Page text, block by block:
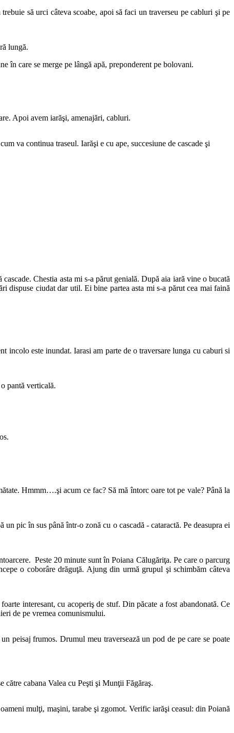
să urci câteva scoabe, apoi să faci un traverseu pe cabluri şi pe
lungă.
în care se merge pe lângă apă, preponderent pe bolovani.
Apoi avem iarăşi, amenajări, cabluri.
va continua traseul. Iarăşi e cu ape, succesiune de cascade şi
Chestia asta mi s-a părut genială. După aia iară vine o bucată
dispuse ciudat dar util. Ei bine partea asta mi s-a părut cea mai faină
incolo este inundat. Iarasi am parte de o traversare lunga cu caburi si
pantă verticală.
Hmmm….şi acum ce fac? Să mă întorc oare tot pe vale? Până la
pic în sus până într-o zonă cu o cascadă - cataractă. Pe deasupra ei
Peste 20 minute sunt în Poiana Călugăriţa. Pe care o parcurg
o coborâre drăguţă. Ajung din urmă grupul şi schimbăm câteva
interesant, cu acoperiş de stuf. Din păcate a fost abandonată. Ce
de pe vremea comunismului.
peisaj frumos. Drumul meu traversează un pod de pe care se poate
cabana Valea cu Peşti şi Munţii Făgăraş.
mulţi, maşini, tarabe şi zgomot. Verific iarăşi ceasul: din Poiană